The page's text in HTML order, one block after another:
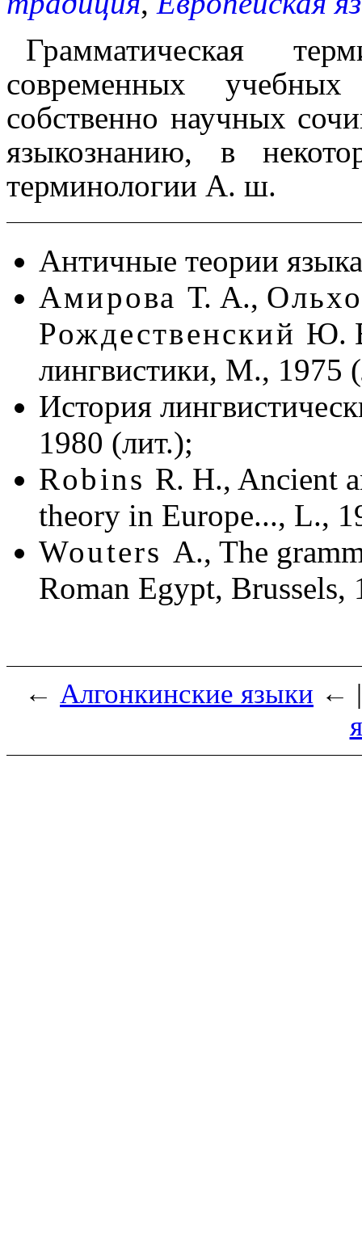
Грамматическая
современных
собственно научных
языкознанию, в
терминологии А. ш.
Античные теории
Амирова Т. А.,
Рождественский Ю.
лингвистики, М., 1975
История
1980 (лит.);
Robins R. H., Ancient
theory in Europe..., L.,
Wouters A., The
Roman Egypt, Brussels,
← Алгонкинские языки ←